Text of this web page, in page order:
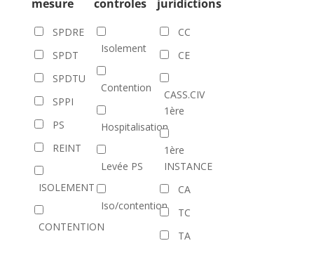
mesure
SPDRE
SPDT
SPDTU
SPPI
PS
REINT
ISOLEMENT
CONTENTION
controles
Isolement
Contention
Hospitalisation
Levée PS
Iso/contention
juridictions
CC
CE
CASS.CIV
1ère
1ère
INSTANCE
CA
TC
TA